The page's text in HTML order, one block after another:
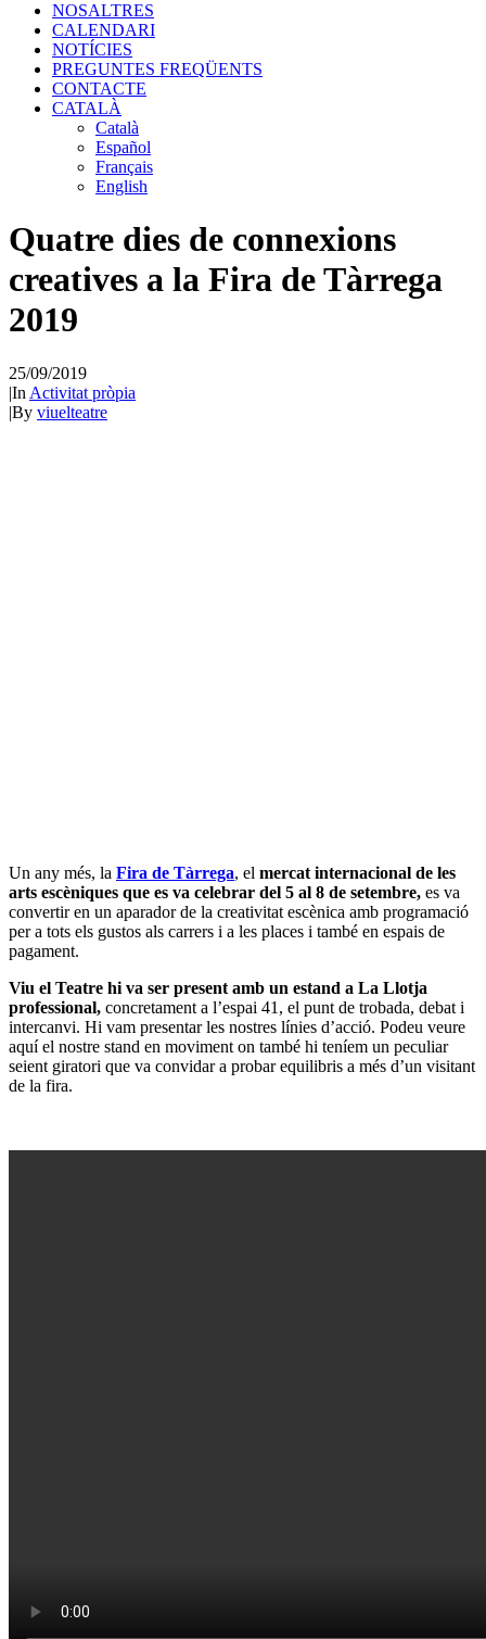
NOSALTRES
CALENDARI
NOTÍCIES
PREGUNTES FREQÜENTS
CONTACTE
CATALÀ
Català
Español
Français
English
Quatre dies de connexions
creatives a la Fira de Tàrrega
2019
25/09/2019
|In Activitat pròpia
|By viuelteatre
Un any més, la Fira de Tàrrega, el mercat internacional de les
arts escèniques que es va celebrar del 5 al 8 de setembre, es va
convertir en un aparador de la creativitat escènica amb programació
per a tots els gustos als carrers i a les places i també en espais de
pagament.
Viu el Teatre hi va ser present amb un estand a La Llotja
professional, concretament a l’espai 41, el punt de trobada, debat i
intercanvi. Hi vam presentar les nostres línies d’acció. Podeu veure
aquí el nostre stand en moviment on també hi teníem un peculiar
seient giratori que va convidar a probar equilibris a més d’un visitant
de la fira.